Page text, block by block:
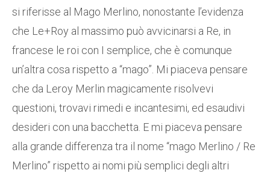
si riferisse al Mago Merlino, nonostante l’evidenza
che Le+Roy al massimo può avvicinarsi a Re, in
francese le roi con I semplice, che è comunque
un’altra cosa rispetto a “mago”. Mi piaceva pensare
che da Leroy Merlin magicamente risolvevi
questioni, trovavi rimedi e incantesimi, ed esaudivi
desideri con una bacchetta. E mi piaceva pensare
alla grande differenza tra il nome “mago Merlino / Re
Merlino” rispetto ai nomi più semplici degli altri